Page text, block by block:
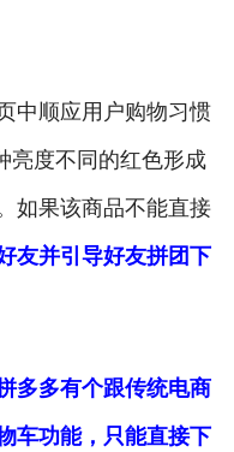
中顺应用户购物习惯
亮度不同的红色形成
如果该商品不能直接
友并引导好友拼团下
多多有个跟传统电商
车功能，只能直接下